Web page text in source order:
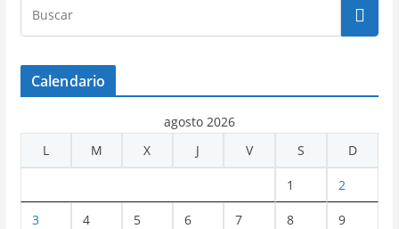
Calendario
agosto 2026
L
M X J V S D
1 2
3 4 5 6 7 8 9